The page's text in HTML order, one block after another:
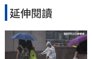
延伸閱讀